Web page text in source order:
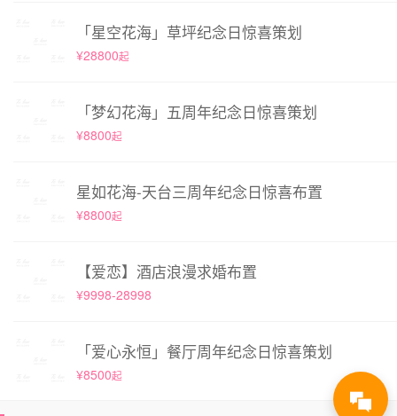
「星空花海」草坪纪念日惊喜策划
¥28800起
「梦幻花海」五周年纪念日惊喜策划
¥8800起
星如花海-天台三周年纪念日惊喜布置
¥8800起
【爱恋】酒店浪漫求婚布置
¥9998-28998
「爱心永恒」餐厅周年纪念日惊喜策划
¥8500起